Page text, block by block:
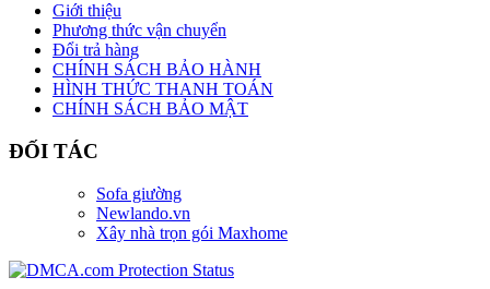
Giới thiệu
Phương thức vận chuyển
Đổi trả hàng
CHÍNH SÁCH BẢO HÀNH
HÌNH THỨC THANH TOÁN
CHÍNH SÁCH BẢO MẬT
ĐỐI TÁC
Sofa giường
Newlando.vn
Xây nhà trọn gói Maxhome